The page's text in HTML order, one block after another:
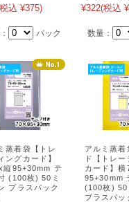
込 ¥375)
パック
¥322(税込
数量：
蒸着袋【トレ
ングカード】
縦95+30mm テ
(100枚) 50ミ
プラスパック
アルミ蒸着
ド【トレ
カード】横
95+30mm
(100枚) 50
プラスパッ